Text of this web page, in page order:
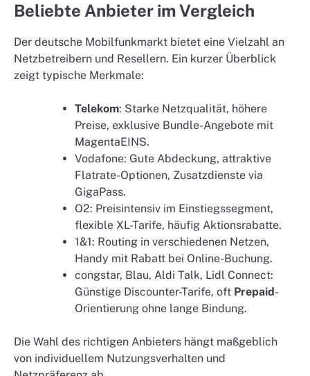
Beliebte Anbieter im Vergleich
Der deutsche Mobilfunkmarkt bietet eine Vielzahl an
Netzbetreibern und Resellern. Ein kurzer Überblick
zeigt typische Merkmale:
Telekom: Starke Netzqualität, höhere
Preise, exklusive Bundle-Angebote mit
MagentaEINS.
Vodafone: Gute Abdeckung, attraktive
Flatrate-Optionen, Zusatzdienste via
GigaPass.
O2: Preisintensiv im Einstiegssegment,
flexible XL-Tarife, häufig Aktionsrabatte.
1&1: Routing in verschiedenen Netzen,
Handy mit Rabatt bei Online-Buchung.
congstar, Blau, Aldi Talk, Lidl Connect:
Günstige Discounter-Tarife, oft Prepaid -
Orientierung ohne lange Bindung.
Die Wahl des richtigen Anbieters hängt maßgeblich
von individuellem Nutzungsverhalten und